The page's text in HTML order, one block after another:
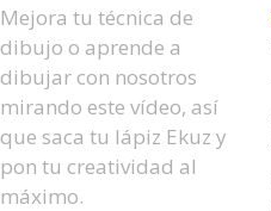
Mejora tu técnica de
dibujo o aprende a
dibujar con nosotros
mirando este vídeo, así
que saca tu lápiz Ekuz y
pon tu creatividad al
máximo.